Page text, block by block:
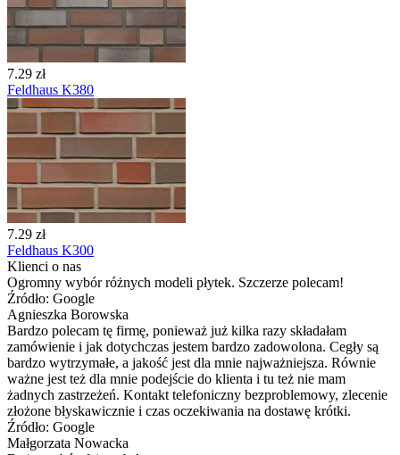
7.29 zł
Feldhaus K380
7.29 zł
Feldhaus K300
Klienci o nas
Ogromny wybór różnych modeli płytek. Szczerze polecam!
Źródło: Google
Agnieszka Borowska
Bardzo polecam tę firmę, ponieważ już kilka razy składałam
zamówienie i jak dotychczas jestem bardzo zadowolona. Cegły są
bardzo wytrzymałe, a jakość jest dla mnie najważniejsza. Równie
ważne jest też dla mnie podejście do klienta i tu też nie mam
żadnych zastrzeżeń. Kontakt telefoniczny bezproblemowy, zlecenie
złożone błyskawicznie i czas oczekiwania na dostawę krótki.
Źródło: Google
Małgorzata Nowacka